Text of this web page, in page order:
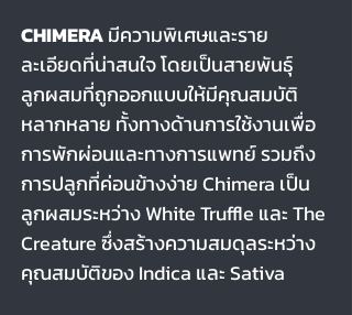
CHIMERAมีความพิเศษและราย
ละเอียดที่น่าสนใจ โดยเป็นสายพันธุ์
ลูกผสมที่ถูกออกแบบให้มีคุณสมบัติ
หลากหลาย ทั้งทางด้านการใช้งานเพื่อ
การพักผ่อนและทางการแพทย์ รวมถึง
การปลูกที่ค่อนข้างง่าย Chimera เป็น
ลูกผสมระหว่าง White Truffle และ The
Creature ซึ่งสร้างความสมดุลระหว่าง
คุณสมบัติของ Indica และ Sativa